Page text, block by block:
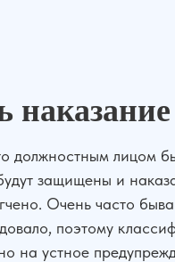
должностным лицом
защищены и
Очень часто
поэтому
на устное